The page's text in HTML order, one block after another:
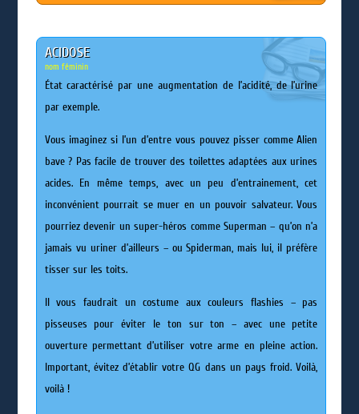
ACIDOSE
nom féminin
État caractérisé par une augmentation de l’acidité, de l’urine
par exemple.
Vous imaginez si l’un d’entre vous pouvez pisser comme Alien
bave ? Pas facile de trouver des toilettes adaptées aux urines
acides. En même temps, avec un peu d’entrainement, cet
inconvénient pourrait se muer en un pouvoir salvateur. Vous
pourriez devenir un super-héros comme Superman – qu’on n’a
jamais vu uriner d’ailleurs – ou Spiderman, mais lui, il préfère
tisser sur les toits.
Il vous faudrait un costume aux couleurs flashies – pas
pisseuses pour éviter le ton sur ton – avec une petite
ouverture permettant d’utiliser votre arme en pleine action.
Important, évitez d’établir votre QG dans un pays froid. Voilà,
voilà !